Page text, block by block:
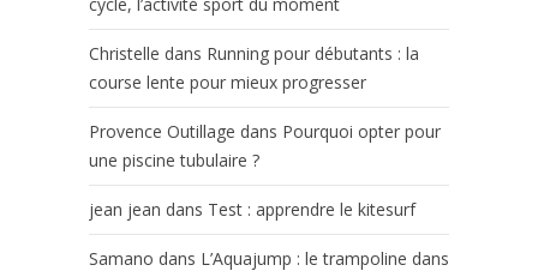
Christelle dans Running pour débutants : la
course lente pour mieux progresser
Provence Outillage dans Pourquoi opter pour
une piscine tubulaire ?
jean jean dans Test : apprendre le kitesurf
Samano dans L’Aquajump : le trampoline dans